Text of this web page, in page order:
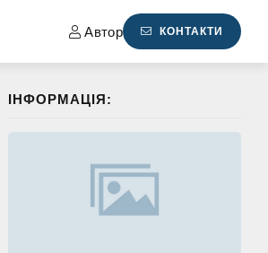
Автор КОНТАКТИ
ІНФОРМАЦІЯ: